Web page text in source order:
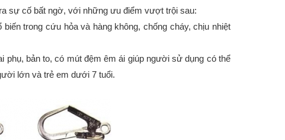
sự cố bất ngờ, với những ưu điểm vượt trội sau:
trong cứu hỏa và hàng không, chống cháy, chịu nhiệt
phụ, bản to, có mút đệm êm ái giúp người sử dụng có thể
lớn và trẻ em dưới 7 tuổi.